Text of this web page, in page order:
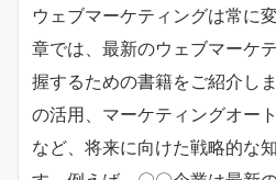
ウェブマーケティングは常に
章では、最新のウェブマーケ
握するための書籍をご紹介し
の活用、マーケティングオー
など、将来に向けた戦略的な